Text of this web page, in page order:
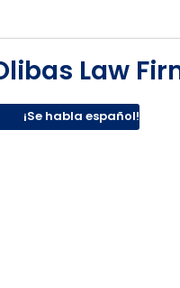
Law
¡Se habla español!